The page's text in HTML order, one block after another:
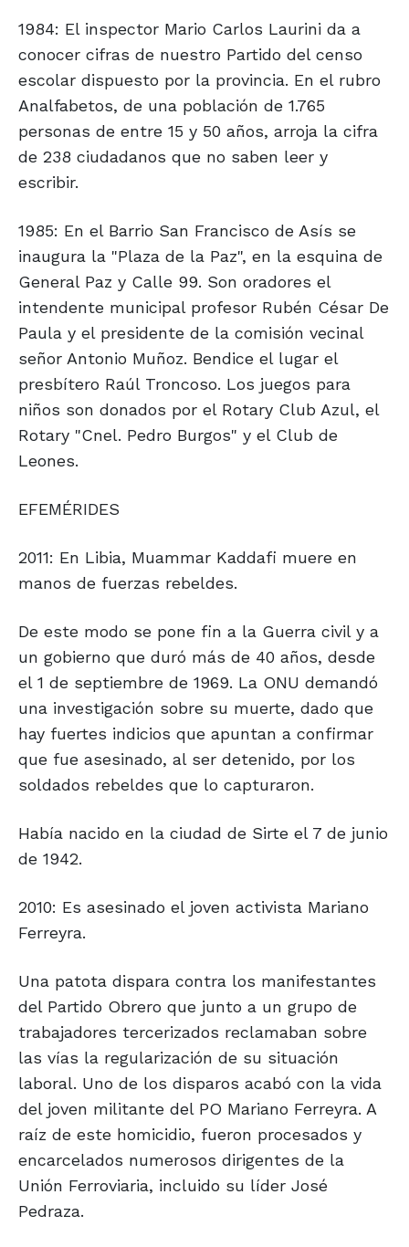
1984: El inspector Mario Carlos Laurini da a
conocer cifras de nuestro Partido del censo
escolar dispuesto por la provincia. En el rubro
Analfabetos, de una población de 1.765
personas de entre 15 y 50 años, arroja la cifra
de 238 ciudadanos que no saben leer y
escribir.
1985: En el Barrio San Francisco de Asís se
inaugura la "Plaza de la Paz", en la esquina de
General Paz y Calle 99. Son oradores el
intendente municipal profesor Rubén César De
Paula y el presidente de la comisión vecinal
señor Antonio Muñoz. Bendice el lugar el
presbítero Raúl Troncoso. Los juegos para
niños son donados por el Rotary Club Azul, el
Rotary "Cnel. Pedro Burgos" y el Club de
Leones.
EFEMÉRIDES
2011: En Libia, Muammar Kaddafi muere en
manos de fuerzas rebeldes.
De este modo se pone fin a la Guerra civil y a
un gobierno que duró más de 40 años, desde
el 1 de septiembre de 1969. La ONU demandó
una investigación sobre su muerte, dado que
hay fuertes indicios que apuntan a confirmar
que fue asesinado, al ser detenido, por los
soldados rebeldes que lo capturaron.
Había nacido en la ciudad de Sirte el 7 de junio
de 1942.
2010: Es asesinado el joven activista Mariano
Ferreyra.
Una patota dispara contra los manifestantes
del Partido Obrero que junto a un grupo de
trabajadores tercerizados reclamaban sobre
las vías la regularización de su situación
laboral. Uno de los disparos acabó con la vida
del joven militante del PO Mariano Ferreyra. A
raíz de este homicidio, fueron procesados y
encarcelados numerosos dirigentes de la
Unión Ferroviaria, incluido su líder José
Pedraza.